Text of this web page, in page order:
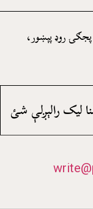
روډ پېښور،
ليک رالېږلې شئ